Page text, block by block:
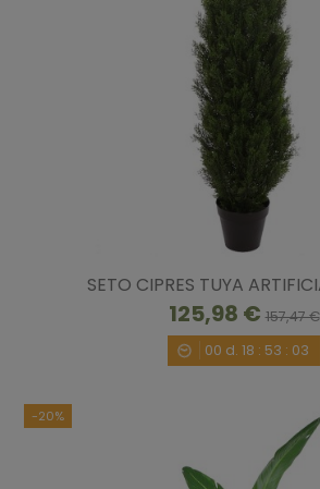
SETO CIPRES TUYA
125,98 €157,47 €
00 d. 18 : 53 : 02
-20%